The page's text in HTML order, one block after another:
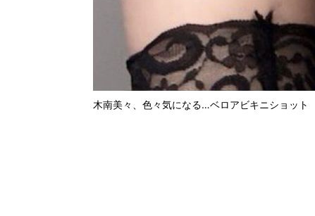
木南美々、色々気になる…ベロアビキニショット